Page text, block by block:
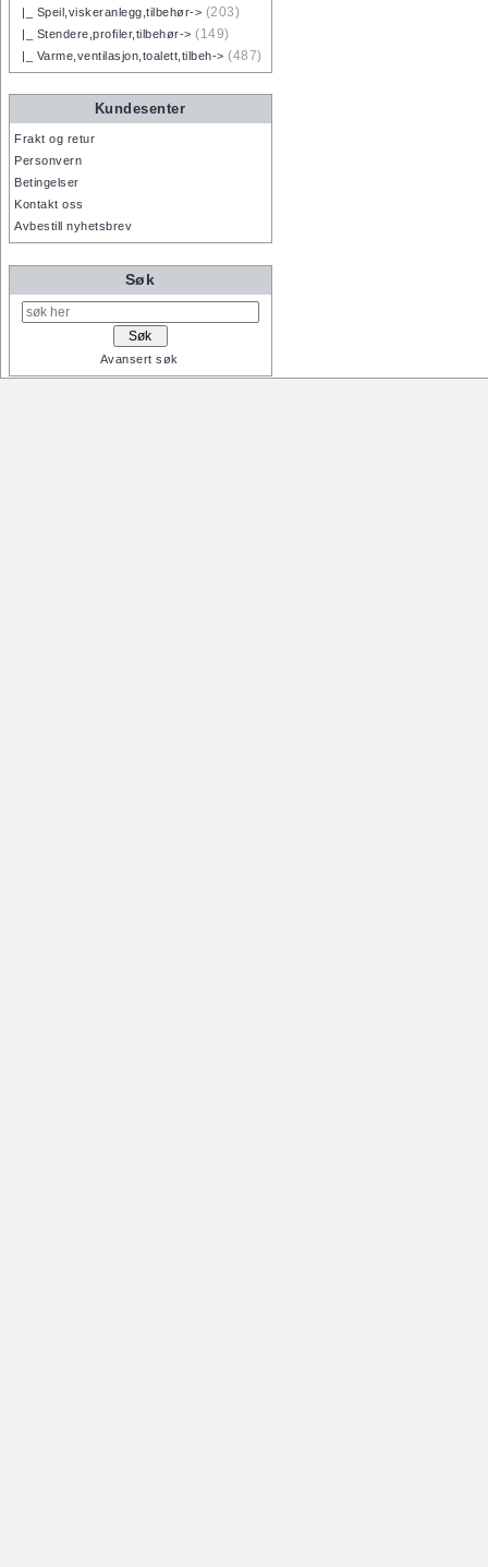
|_ Speil,viskeranlegg,tilbehør-> (203)
|_ Stendere,profiler,tilbehør-> (149)
|_ Varme,ventilasjon,toalett,tilbeh-> (487)
Kundesenter
Frakt og retur
Personvern
Betingelser
Kontakt oss
Avbestill nyhetsbrev
Søk
Avansert søk